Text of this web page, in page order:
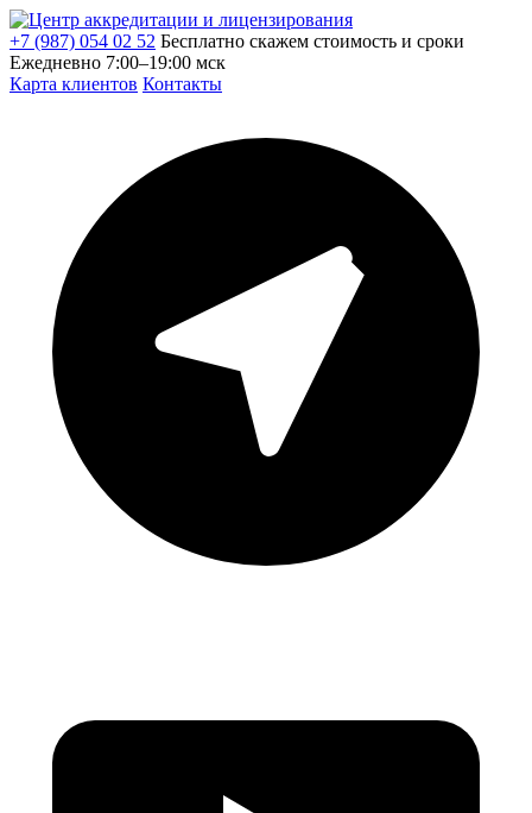
+7 (987) 054 02 52 Бесплатно скажем стоимость и сроки
Ежедневно 7:00–19:00 мск
Карта клиентов Контакты